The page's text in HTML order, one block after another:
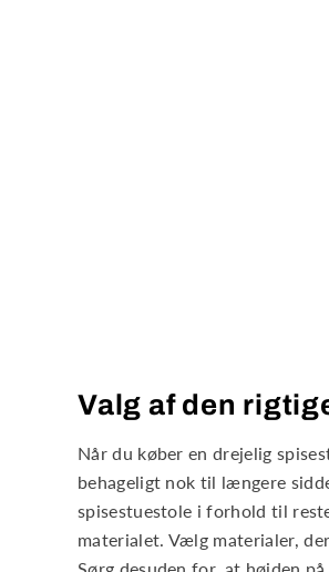
Valg af den
Når du køber en drejelig
behageligt nok til længere
spisestuestole i forhold til
materialet. Vælg materialer,